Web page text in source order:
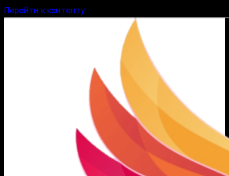
Перейти к контенту